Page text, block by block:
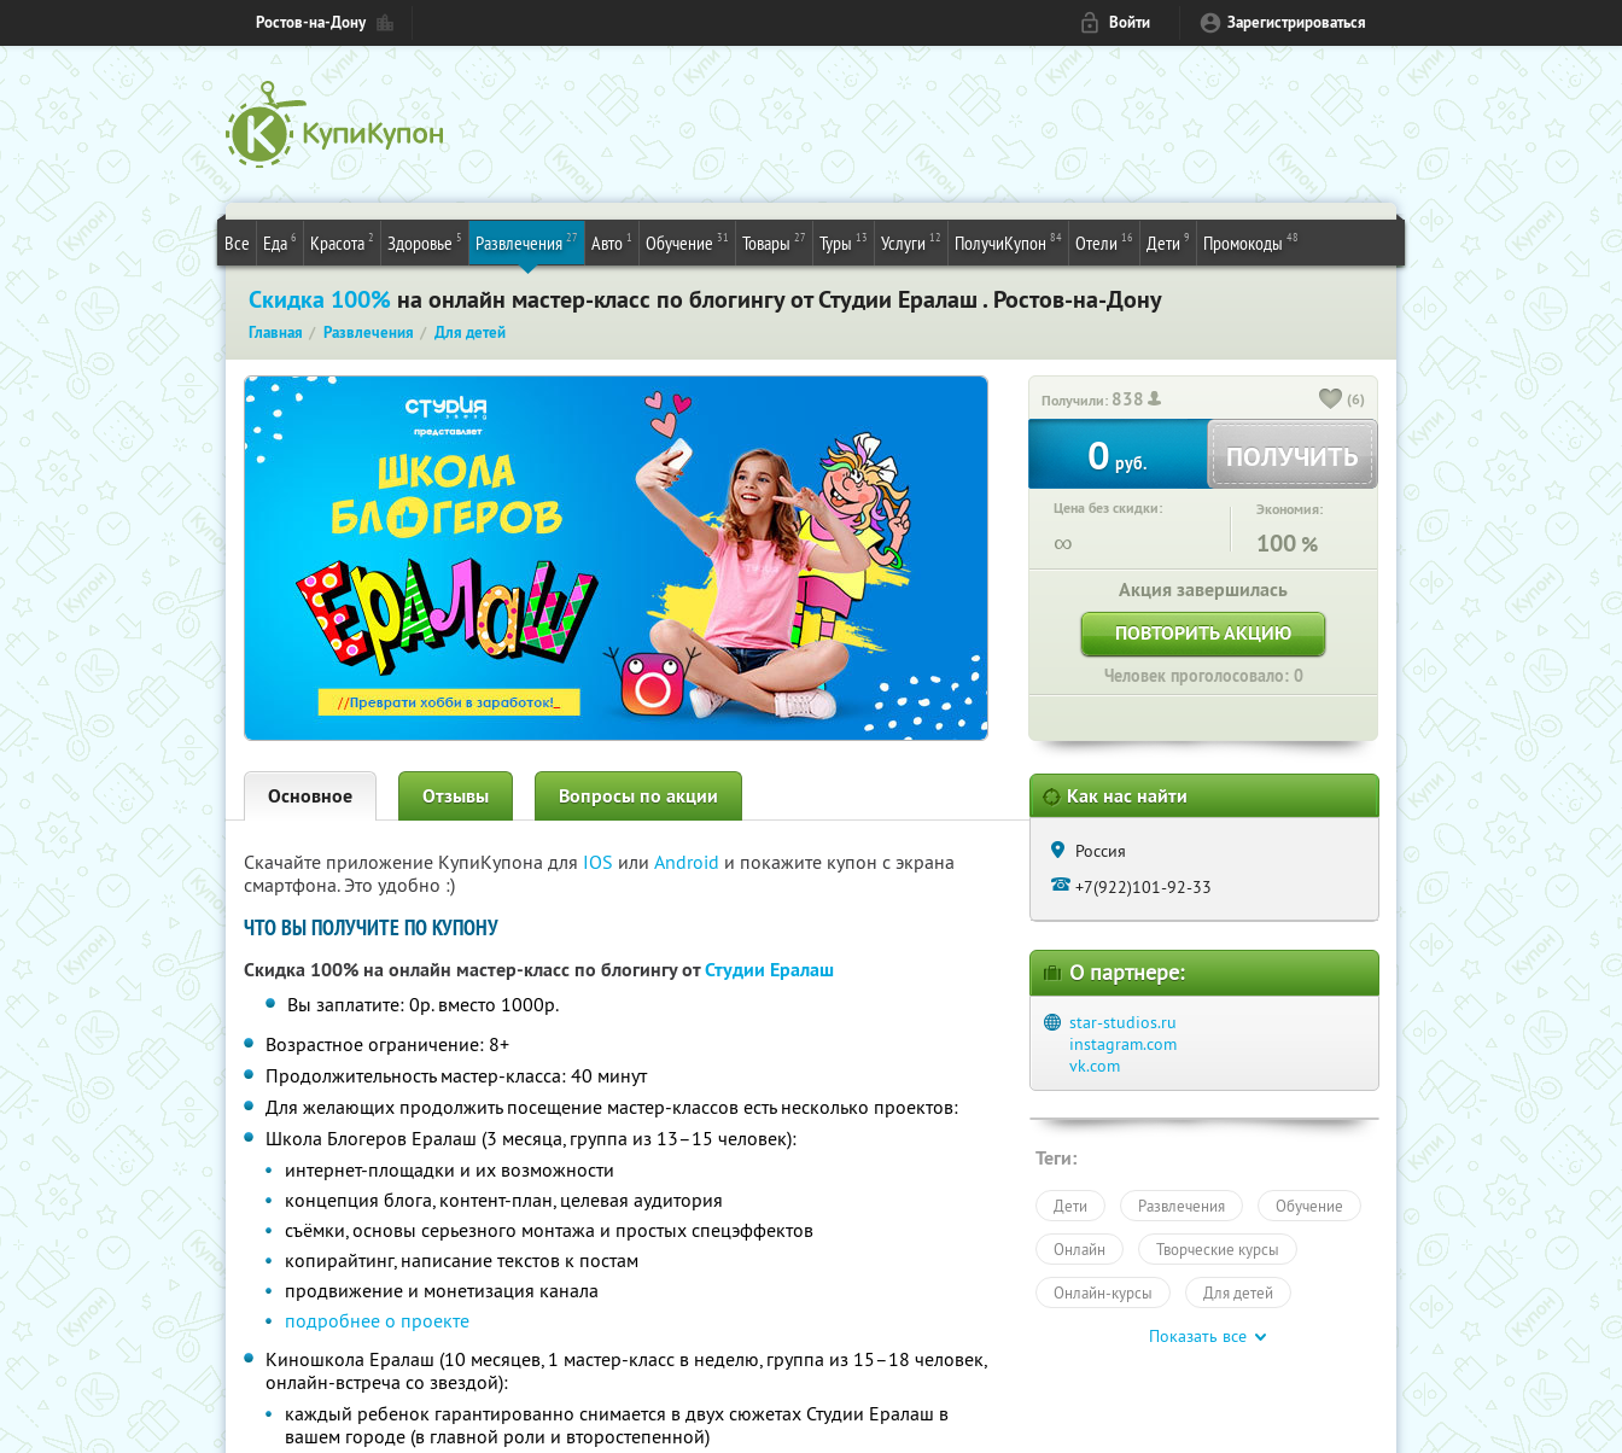
Ростов-на-Дону Войти Зарегистрироваться
Все Еда 6 Красота 2 Здоровье 5 Развлечения 27 Авто 1 Обучение 31 Товары 27 Туры 13 Услуги 12 ПолучиКупон 84 Отели 16 Дети 9 Промокоды 48
Скидка 100% на онлайн мастер-класс по блогингу от Студии Ералаш . Ростов-на-Дону
Главная Развлечения Для детей
Получили: 838 (6)
0 руб. ПОЛУЧИТЬ
Цена без скидки:
∞
Экономия:
100 %
Акция завершилась
ПОВТОРИТЬ АКЦИЮ
Человек проголосовало: 0
Основное Отзывы Вопросы по акции
Скачайте приложение КупиКупона для IOS или Android и покажите купон с экрана
смартфона. Это удобно :)
ЧТО ВЫ ПОЛУЧИТЕ ПО КУПОНУ
Скидка 100% на онлайн мастер-класс по блогингу отСтудии Ералаш
Вы заплатите: 0р. вместо 1000р.
Возрастное ограничение: 8+
Продолжительность мастер-класса: 40 минут
Для желающих продолжить посещение мастер-классов есть несколько проектов:
Школа Блогеров Ералаш (3 месяца, группа из 13–15 человек):
интернет-площадки и их возможности
концепция блога, контент-план, целевая аудитория
съёмки, основы серьезного монтажа и простых спецэффектов
копирайтинг, написание текстов к постам
продвижение и монетизация канала
подробнее о проекте
Киношкола Ералаш (10 месяцев, 1 мастер-класс в неделю, группа из 15–18 человек,
онлайн-встреча со звездой):
каждый ребенок гарантированно снимается в двух сюжетах Студии Ералаш в
вашем городе (в главной роли и второстепенной)
Как нас найти
Россия
+7(922)101-92-33
О партнере:
star-studios.ru
instagram.com
vk.com
Теги:
Дети Развлечения Обучение
Онлайн Творческие курсы
Онлайн-курсы Для детей
Другое
Показать все